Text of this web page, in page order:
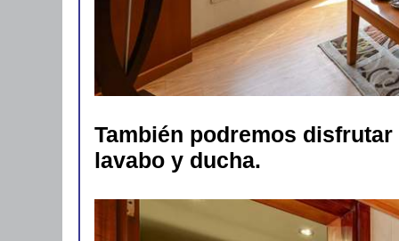
También podremos
lavabo y ducha.